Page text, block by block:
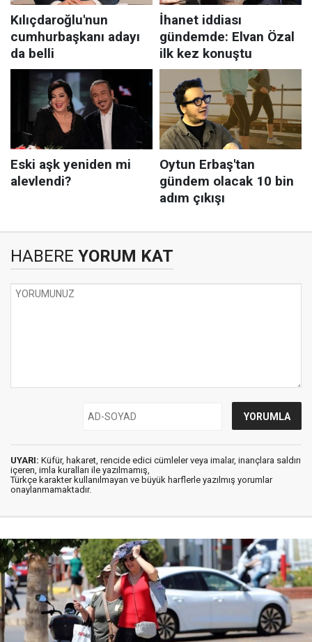
HABERE YORUM KAT
UYARI: Küfür, hakaret, rencide edici cümleler veya imalar, inançlara saldırı
içeren, imla kuralları ile yazılmamış,
Türkçe karakter kullanılmayan ve büyük harflerle yazılmış yorumlar
onaylanmamaktadır.